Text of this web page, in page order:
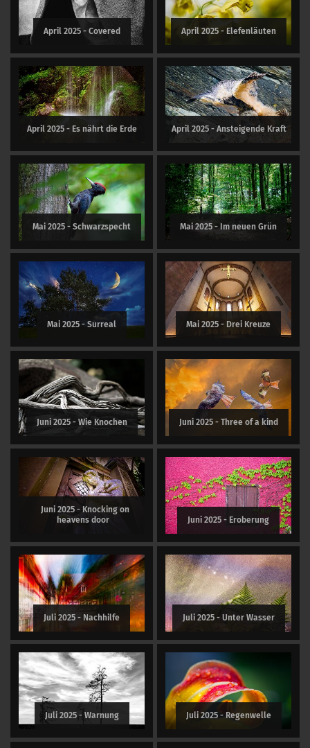
April 2025 - Covered April 2025 - Elefenläuten
April 2025 - Es nährt die Erde April 2025 - Ansteigende Kraft
Mai 2025 - Schwarzspecht Mai 2025 - Im neuen Grün
Mai 2025 - Surreal Mai 2025 - Drei Kreuze
Juni 2025 - Wie Knochen Juni 2025 - Three of a kind
Juni 2025 - Knocking on
heavens door
Juni 2025 - Eroberung
Juli 2025 - Nachhilfe Juli 2025 - Unter Wasser
Juli 2025 - Warnung Juli 2025 - Regenwelle